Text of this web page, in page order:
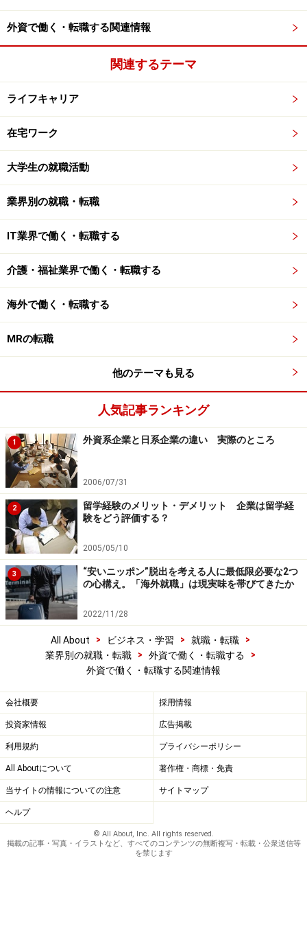
外資で働く・転職する関連情報
関連するテーマ
ライフキャリア
在宅ワーク
大学生の就職活動
業界別の就職・転職
IT業界で働く・転職する
介護・福祉業界で働く・転職する
海外で働く・転職する
MRの転職
他のテーマも見る
人気記事ランキング
1 外資系企業と日系企業の違い 実際のところ
2006/07/31
2
留学経験のメリット・デメリット 企業は留学経
験をどう評価する？
2005/05/10
3
“安いニッポン”脱出を考える人に最低限必要な2つ
の心構え。「海外就職」は現実味を帯びてきたか
2022/11/28
All About > ビジネス・学習 > 就職・転職
>
業界別の就職・転職
> 外資で働く・転職する
>
外資で働く・転職する関連情報
会社概要 採用情報
投資家情報 広告掲載
利用規約 プライバシーポリシー
All Aboutについて 著作権・商標・免責
当サイトの情報についての注意 サイトマップ
ヘルプ
© All About, Inc. All rights reserved.
掲載の記事・写真・イラストなど、すべてのコンテンツの無断複写・転載・公衆送信等
を禁じます